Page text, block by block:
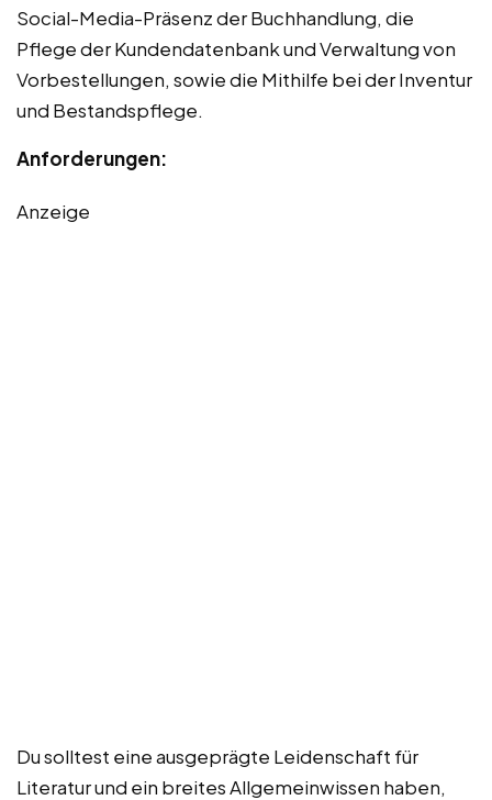
Social-Media-Präsenz der Buchhandlung, die
Pflege der Kundendatenbank und Verwaltung von
Vorbestellungen, sowie die Mithilfe bei der Inventur
und Bestandspflege.
Anforderungen:
Anzeige
Du solltest eine ausgeprägte Leidenschaft für
Literatur und ein breites Allgemeinwissen haben,